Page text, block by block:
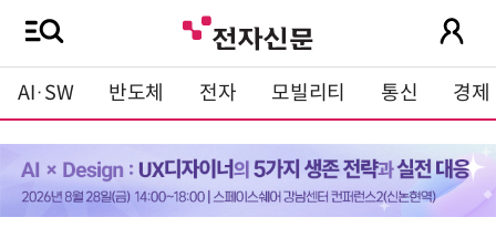
AI·SW 반도체 전자 모빌리티 통신 경제